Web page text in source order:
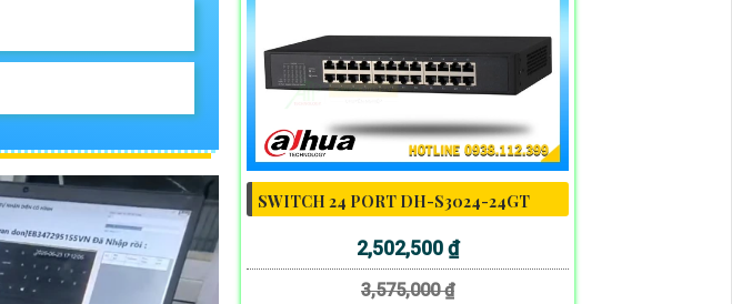
SWITCH 24 PORT DH-S3024-24GT
2,502,500 ₫
3,575,000 ₫